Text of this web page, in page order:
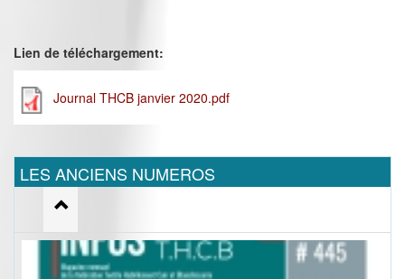
Lien de téléchargement:
Journal THCB janvier 2020.pdf
LES ANCIENS NUMEROS